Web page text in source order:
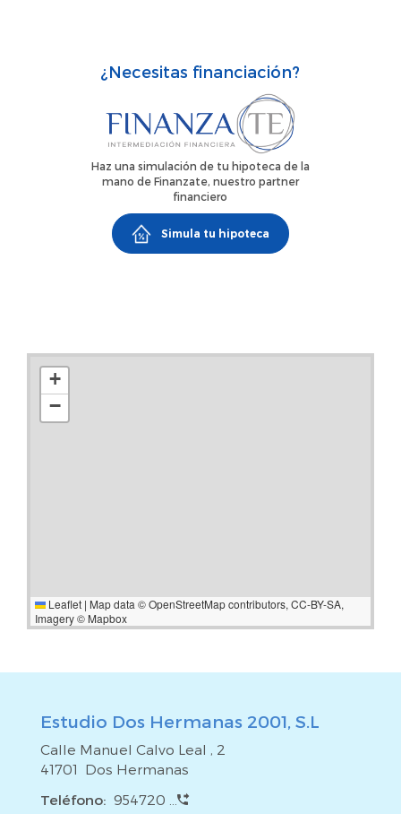
oportunidad! ¡Puede ser tu vivienda ideal!¡Llama y agenda
tu visita!Impuestos, gastos de escrituración, honorarios de
agencia y gastos hipotecarios no incluidos en el precio.
¿Necesitas financiación?
Haz una simulación de tu hipoteca de la
mano de Finanzate, nuestro partner
financiero
Simula tu hipoteca
+
−
Leaflet | Map data ©OpenStreetMapcontributors,CC-BY-SA,
Imagery © Mapbox
Estudio Dos Hermanas 2001, S.L
Calle Manuel Calvo Leal , 2
41701 Dos Hermanas
Teléfono: 954720 ...